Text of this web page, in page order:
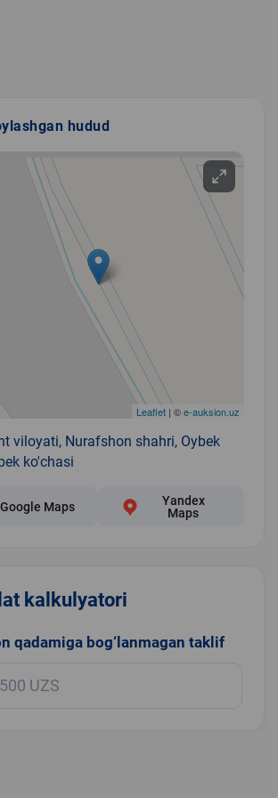
hudud
Leaflet| ©e-auksion.uz
viloyati, Nurafshon shahri, Oybek
ko'chasi
Google Maps
Yandex
Maps
kalkulyatori
qadamiga bog‘lanmagan taklif